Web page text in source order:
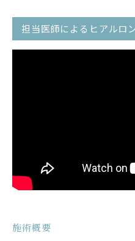
担当医師によるヒアルロ
施術概要